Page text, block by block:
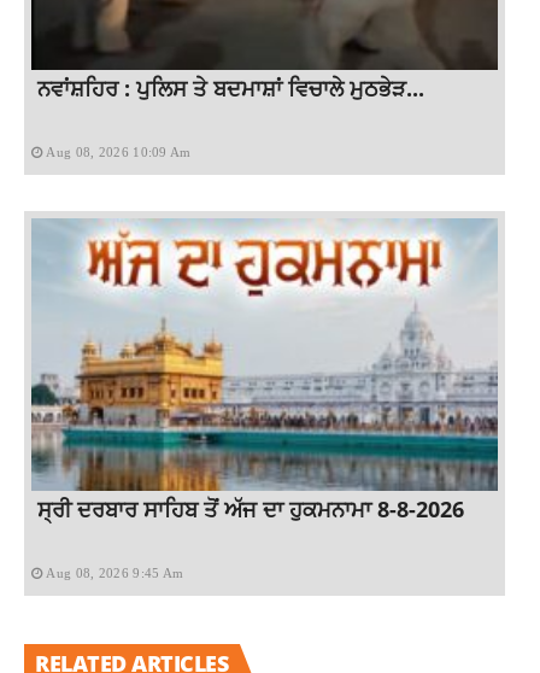
ਨਵਾਂਸ਼ਹਿਰ : ਪੁਲਿਸ ਤੇ ਬਦਮਾਸ਼ਾਂ ਵਿਚਾਲੇ ਮੁਠਭੇੜ...
Aug 08, 2026 10:09 Am
ਸ੍ਰੀ ਦਰਬਾਰ ਸਾਹਿਬ ਤੋਂ ਅੱਜ ਦਾ ਹੁਕਮਨਾਮਾ 8-8-2026
Aug 08, 2026 9:45 Am
RELATED ARTICLES